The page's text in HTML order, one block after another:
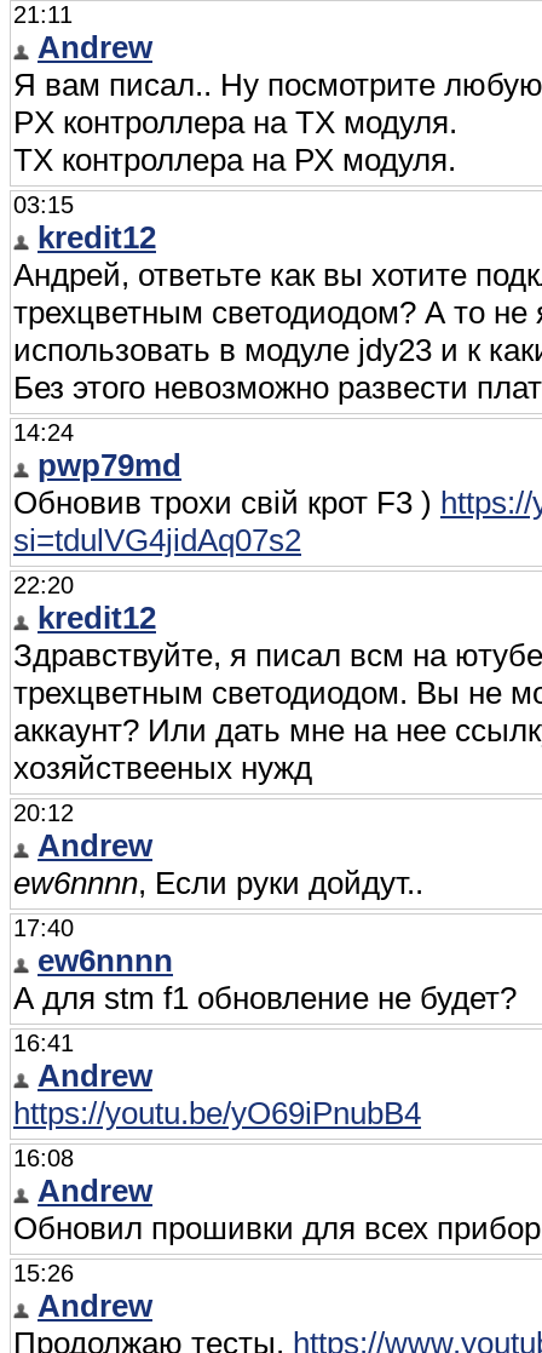
21:11
Andrew
Я вам писал.. Ну посмотрите
PX контроллера на ТХ модуля.
ТХ контроллера на РХ модуля.
03:15
kredit12
Андрей, ответьте как вы хотите
трехцветным светодиодом? А то
использовать в модуле jdy23 и к
Без этого невозможно развести
14:24
pwp79md
Обновив трохи свій крот F3 )
si=tdulVG4jidAq07s2
22:20
kredit12
Здравствуйте, я писал всм на
трехцветным светодиодом. Вы не
аккаунт? Или дать мне на нее
хозяйствееных нужд
20:12
Andrew
ew6nnnn, Если руки дойдут..
17:40
ew6nnnn
А для stm f1 обновление не будет?
16:41
Andrew
https://youtu.be/yO69iPnubB4
16:08
Andrew
Обновил прошивки для всех
15:26
Andrew
Продолжаю тесты. https://